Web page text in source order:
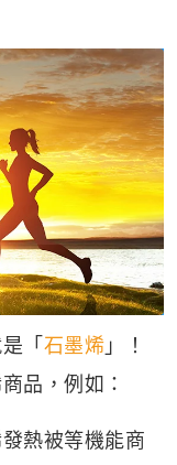
「 石墨烯 」！
品，例如：
熱被等機能商